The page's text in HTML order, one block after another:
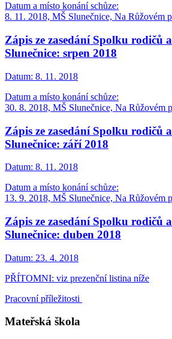
Datum a místo konání schůze:
8. 11. 2018, MŠ Slunečnice, Na Růžovém
Zápis ze zasedání Spolku rodičů
Slunečnice: srpen 2018
Datum: 8. 11. 2018
Datum a místo konání schůze:
30. 8. 2018, MŠ Slunečnice, Na Růžovém
Zápis ze zasedání Spolku rodičů
Slunečnice: září 2018
Datum: 8. 11. 2018
Datum a místo konání schůze:
13. 9. 2018, MŠ Slunečnice, Na Růžovém
Zápis ze zasedání Spolku rodičů
Slunečnice: duben 2018
Datum: 23. 4. 2018
PŘÍTOMNI: viz prezenční listina níže
Pracovní příležitosti
Mateřská škola